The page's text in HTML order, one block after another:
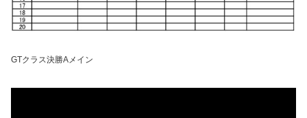
GTクラス決勝Aメイン